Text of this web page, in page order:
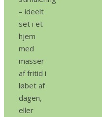
– ideelt
set i et
hjem
med
masser
af fritid i
løbet af
dagen,
eller